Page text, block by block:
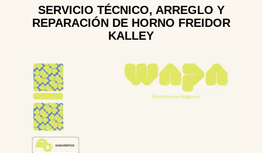
SERVICIO TÉCNICO, ARREGLO Y
REPARACIÓN DE HORNO FREIDOR
KALLEY